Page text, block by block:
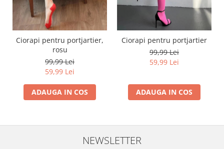
Ciorapi pentru portjartier,
rosu
99,99 Lei
59,99 Lei
ADAUGA IN COS
Ciorapi pentru portjartier
99,99 Lei
59,99 Lei
ADAUGA IN COS
NEWSLETTER